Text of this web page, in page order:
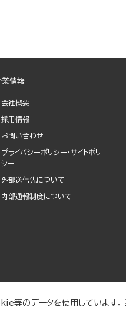
業情報
会社概要
採用情報
お問い合わせ
プライバシーポリシー・サイトポリ
シー
外部送信先について
内部通報制度について
等のデータを使用しています